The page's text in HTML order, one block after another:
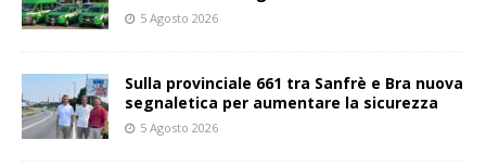
5 Agosto 2026
Sulla provinciale 661 tra Sanfrè e Bra nuova
segnaletica per aumentare la sicurezza
5 Agosto 2026